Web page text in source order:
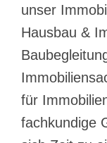
unser
Hausbau &
für
fachkundige